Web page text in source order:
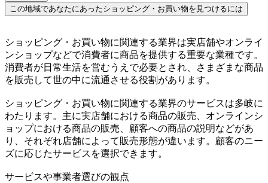
この地域であなたにあったショッピング・お買い物を見つけるには
ショッピング・お買い物に関連する業界は実店舗やオンライ
ンショップなどで消費者に商品を提供する重要な業種です。
消費者が日常生活を営むうえで必要とされ、さまざまな商品
を販売して世の中に流通させる役割があります。
ショッピング・お買い物に関連する業界のサービスは多岐に
わたります。主に実店舗における商品の販売、オンラインシ
ョップにおける商品の販売、顧客への商品の説明などがあ
り、それぞれ店舗によって販売形態が違います。顧客のニー
ズに応じたサービスを選択できます。
サービスや事業者選びの観点